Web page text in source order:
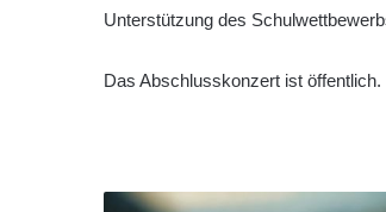
Unterstützung des
Das Abschlusskonzert ist öffentlich.